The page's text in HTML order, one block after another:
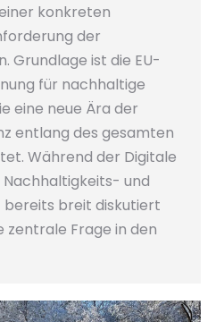
konkreten
der
Grundlage ist die EU-
für nachhaltige
eine neue Ära der
entlang des gesamten
Während der Digitale
und
breit diskutiert
zentrale Frage in den